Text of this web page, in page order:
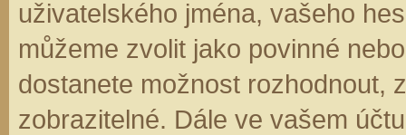
uživatelského jména, vašeho
můžeme zvolit jako povinné
dostanete možnost rozhodnout,
zobrazitelné. Dále ve vašem